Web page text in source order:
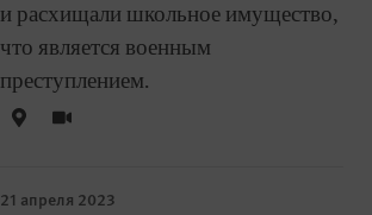
и расхищали школьное имущество,
что является военным
преступлением.
21 апреля 2023